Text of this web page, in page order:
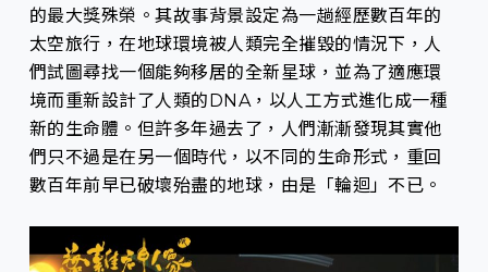
的最大獎殊榮。其故事背景設定為一趟經歷數百年的
太空旅行，在地球環境被人類完全摧毀的情況下，人
們試圖尋找一個能夠移居的全新星球，並為了適應環
境而重新設計了人類的DNA，以人工方式進化成一種
新的生命體。但許多年過去了，人們漸漸發現其實他
們只不過是在另一個時代，以不同的生命形式，重回
數百年前早已破壞殆盡的地球，由是「輪迴」不已。